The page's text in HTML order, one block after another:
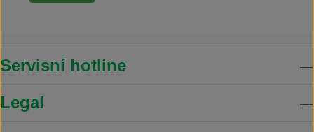
Servisní hotline
Legal